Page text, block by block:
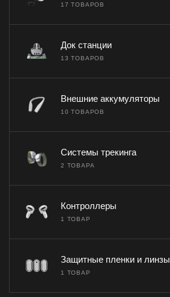
17 ТОВАРОВ
Док станции
13 ТОВАРОВ
Внешние аккумуляторы
10 ТОВАРОВ
Системы трекинга
2 ТОВАРА
Контроллеры
1 ТОВАР
Защитные пленки и линзы
1 ТОВАР